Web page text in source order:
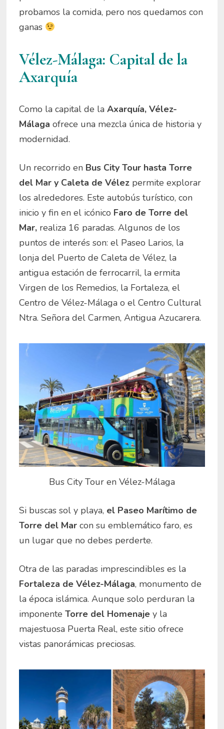
probamos la comida, pero nos quedamos con
ganas
Vélez-Málaga: Capital de la
Axarquía
Como la capital de laAxarquía, Vélez-
Málaga ofrece una mezcla única de historia y
modernidad.
Un recorrido enBus City Tour hasta Torre
del Mar y Caleta de Vélezpermite explorar
los alrededores. Este autobús turístico, con
inicio y fin en el icónico Faro de Torre del
Mar,realiza 16 paradas. Algunos de los
puntos de interés son: el Paseo Larios, la
lonja del Puerto de Caleta de Vélez, la
antigua estación de ferrocarril, la ermita
Virgen de los Remedios, la Fortaleza, el
Centro de Vélez-Málaga o el Centro Cultural
Ntra. Señora del Carmen, Antigua Azucarera.
Bus City Tour en Vélez-Málaga
Si buscas sol y playa, el Paseo Marítimo de
Torre del Marcon su emblemático faro, es
un lugar que no debes perderte.
Otra de las paradas imprescindibles es la
Fortaleza de Vélez-Málaga, monumento de
la época islámica. Aunque solo perduran la
imponente Torre del Homenajey la
majestuosa Puerta Real, este sitio ofrece
vistas panorámicas preciosas.